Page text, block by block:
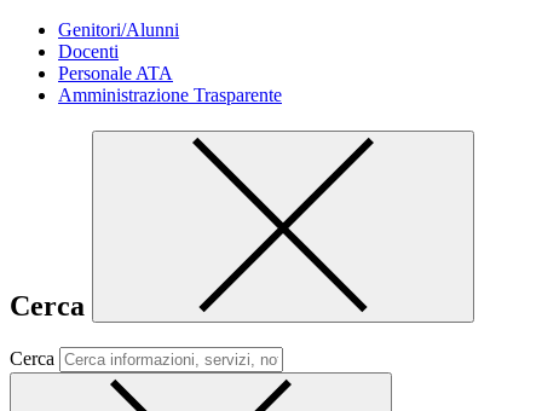
Genitori/Alunni
Docenti
Personale ATA
Amministrazione Trasparente
Cerca
Cerca